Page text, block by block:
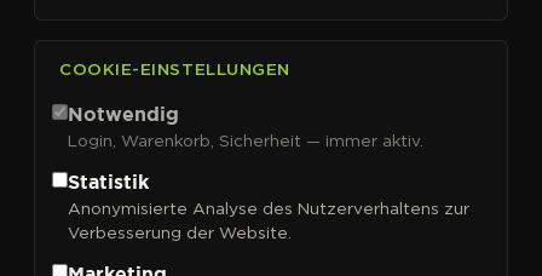
COOKIE-EINSTELLUNGEN
Notwendig
Login, Warenkorb, Sicherheit — immer aktiv.
Statistik
Anonymisierte Analyse des Nutzerverhaltens zur
Verbesserung der Website.